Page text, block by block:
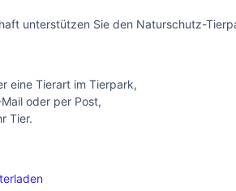
unterstützen Sie den Naturschutz-
eine Tierart im Tierpark,
oder per Post,
Tier.